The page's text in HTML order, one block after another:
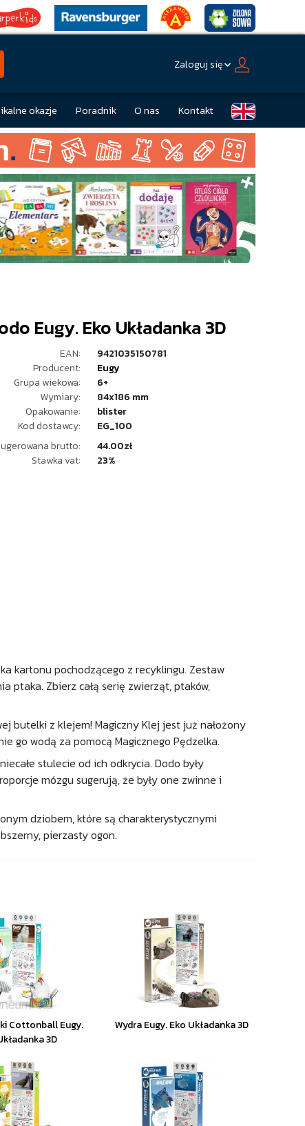
Zaloguj się
okazje Poradnik O nas Kontakt
Eugy. Eko Układanka 3D
EAN:
9421035150781
Producent:
Eugy
Grupa wiekowa:
6+
Wymiary:
84x186 mm
Opakowanie:
blister
Kod dostawcy:
EG_100
brutto:
44.00zł
Stawka vat:
23%
kartonu pochodzącego z recyklingu. Zestaw
ptaka. Zbierz całą serię zwierząt, ptaków,
butelki z klejem! Magiczny Klej jest już nałożony
go wodą za pomocą Magicznego Pędzelka.
stulecie od ich odkrycia. Dodo były
mózgu sugerują, że były one zwinne i
dziobem, które są charakterystycznymi
pierzasty ogon.
Cottonball Eugy.
3D
Wydra Eugy. Eko Układanka 3D